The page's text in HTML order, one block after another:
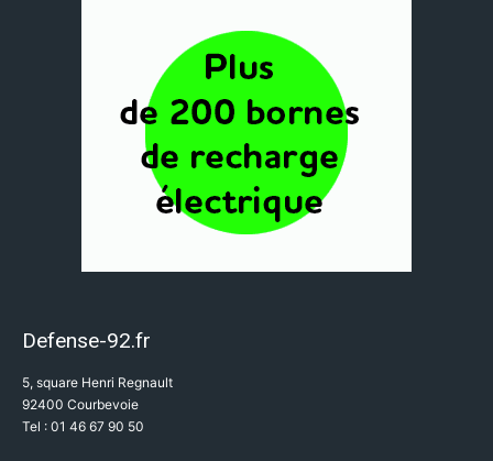
Defense-92.fr
5, square Henri Regnault
92400 Courbevoie
Tel : 01 46 67 90 50